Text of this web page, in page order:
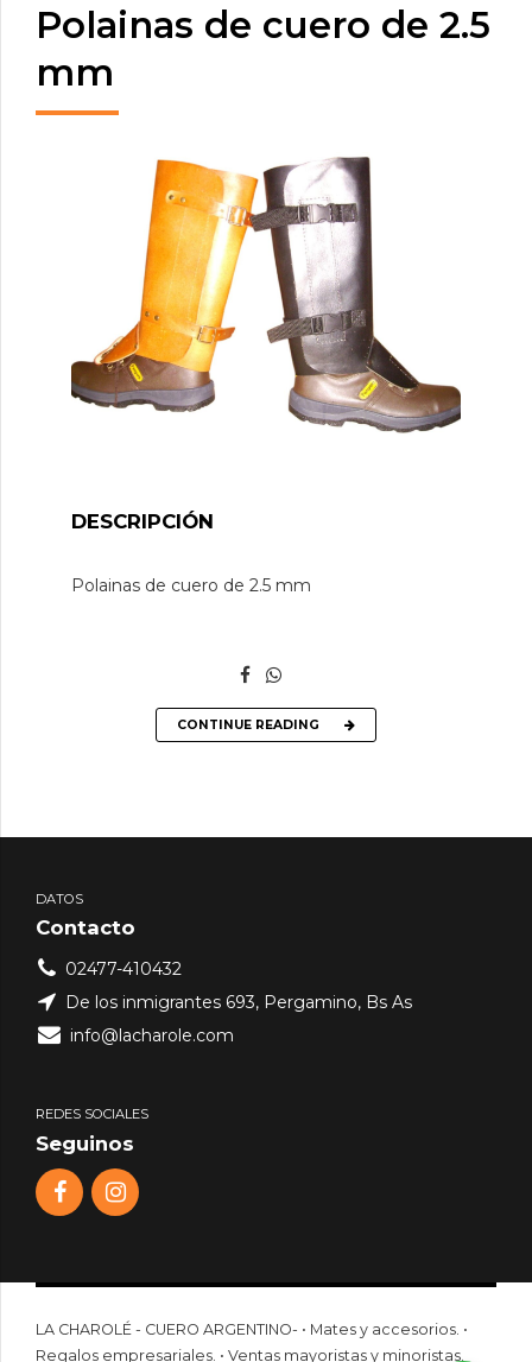
Polainas de cuero de 2.5
mm
DESCRIPCIÓN
Polainas de cuero de 2.5 mm
CONTINUE READING
DATOS
Contacto
02477-410432
De los inmigrantes 693, Pergamino, Bs As
info@lacharole.com
REDES SOCIALES
Seguinos
LA CHAROLÉ - CUERO ARGENTINO- • Mates y accesorios. •
Regalos empresariales. • Ventas mayoristas y minoristas.